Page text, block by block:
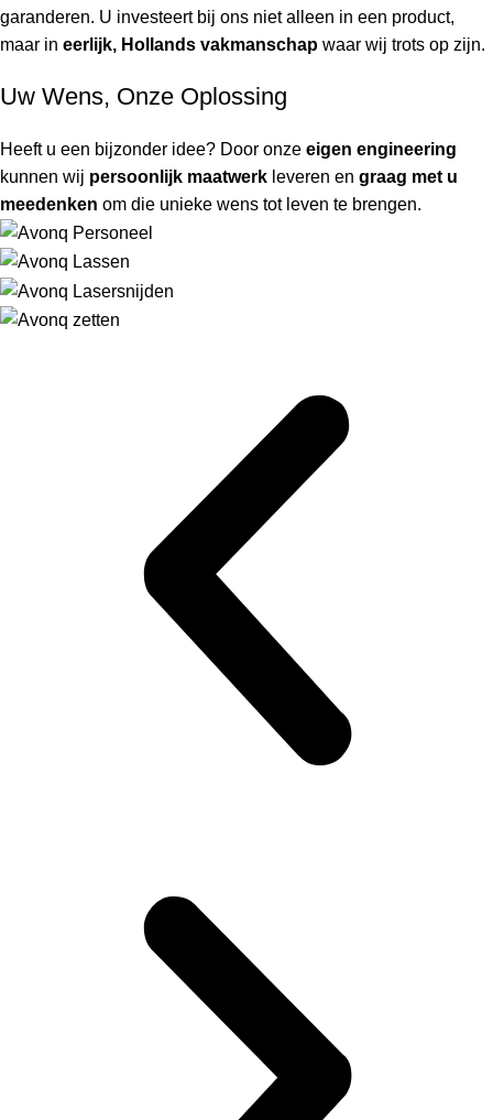
garanderen. U investeert bij ons niet alleen in een product,
maar in eerlijk, Hollands vakmanschap waar wij trots op zijn.
Uw Wens, Onze Oplossing
Heeft u een bijzonder idee? Door onze eigen engineering
kunnen wij persoonlijk maatwerk leveren en graag met u
meedenken om die unieke wens tot leven te brengen.